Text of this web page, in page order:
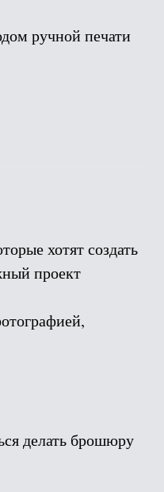
ручной печати
хотят создать
проект
делать брошюру